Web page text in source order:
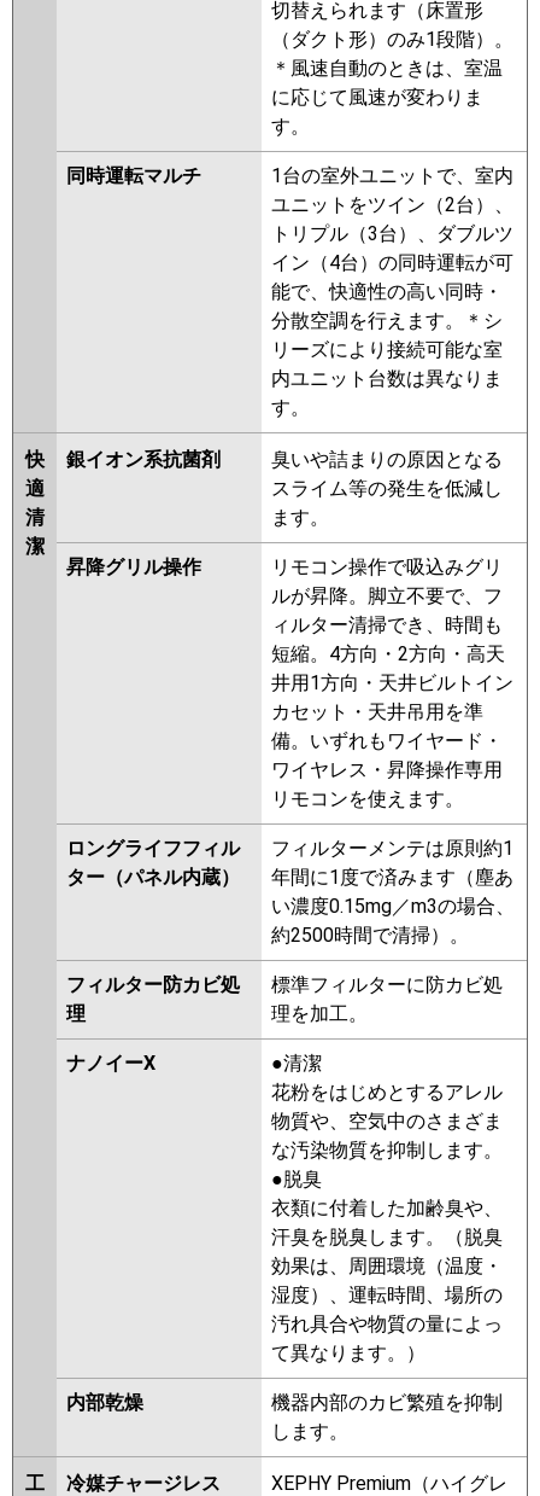
切替えられます（床置形
（ダクト形）のみ1段階）。
＊風速自動のときは、室温
に応じて風速が変わりま
す。
同時運転マルチ
1台の室外ユニットで、室内
ユニットをツイン（2台）、
トリプル（3台）、ダブルツ
イン（4台）の同時運転が可
能で、快適性の高い同時・
分散空調を行えます。＊シ
リーズにより接続可能な室
内ユニット台数は異なりま
す。
快
適
清
潔
銀イオン系抗菌剤
臭いや詰まりの原因となる
スライム等の発生を低減し
ます。
昇降グリル操作
リモコン操作で吸込みグリ
ルが昇降。脚立不要で、フ
ィルター清掃でき、時間も
短縮。4方向・2方向・高天
井用1方向・天井ビルトイン
カセット・天井吊用を準
備。いずれもワイヤード・
ワイヤレス・昇降操作専用
リモコンを使えます。
ロングライフフィル
ター（パネル内蔵）
フィルターメンテは原則約1
年間に1度で済みます（塵あ
い濃度0.15mg／m3の場合、
約2500時間で清掃）。
フィルター防カビ処
理
標準フィルターに防カビ処
理を加工。
ナノイーX
●清潔
花粉をはじめとするアレル
物質や、空気中のさまざま
な汚染物質を抑制します。
●脱臭
衣類に付着した加齢臭や、
汗臭を脱臭します。（脱臭
効果は、周囲環境（温度・
湿度）、運転時間、場所の
汚れ具合や物質の量によっ
て異なります。）
内部乾燥
機器内部のカビ繁殖を抑制
します。
工
冷媒チャージレス
XEPHY Premium（ハイグレ